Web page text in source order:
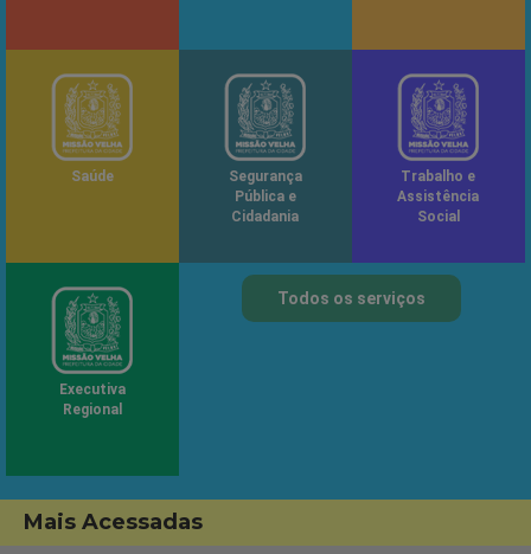
Saúde
Segurança
Pública e
Cidadania
Trabalho e
Assistência
Social
Executiva
Regional
Todos os serviços
Mais Acessadas